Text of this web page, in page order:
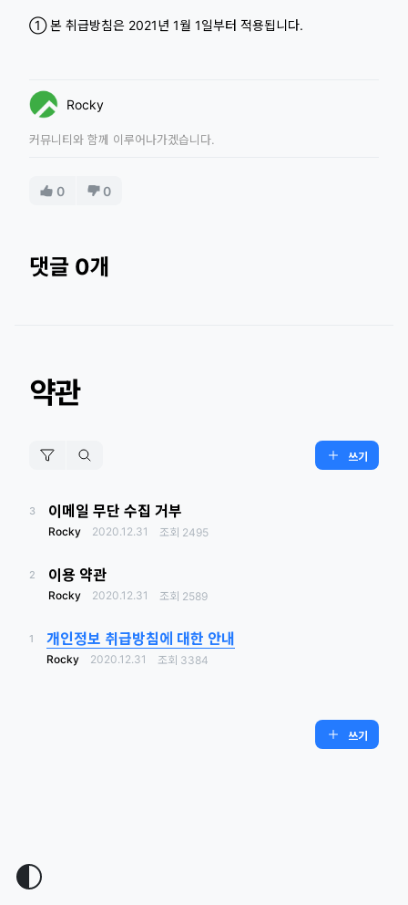
① 본 취급방침은 2021년 1월 1일부터 적용됩니다.
Rocky
커뮤니티와 함께 이루어나가겠습니다.
0 0
댓글 0개
약관
쓰기
3 이메일 무단 수집 거부
Rocky 2020.12.31 조회 2495
2 이용 약관
Rocky 2020.12.31 조회 2589
1 개인정보 취급방침에 대한 안내
Rocky 2020.12.31 조회 3384
쓰기